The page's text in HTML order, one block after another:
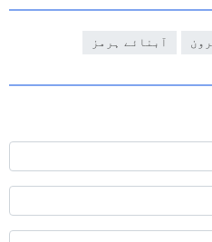
آبنائے ہرمز